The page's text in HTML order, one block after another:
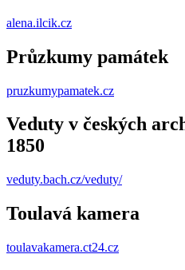
alena.ilcik.cz
Průzkumy památek
pruzkumypamatek.cz
Veduty v českých
1850
veduty.bach.cz/veduty/
Toulavá kamera
toulavakamera.ct24.cz